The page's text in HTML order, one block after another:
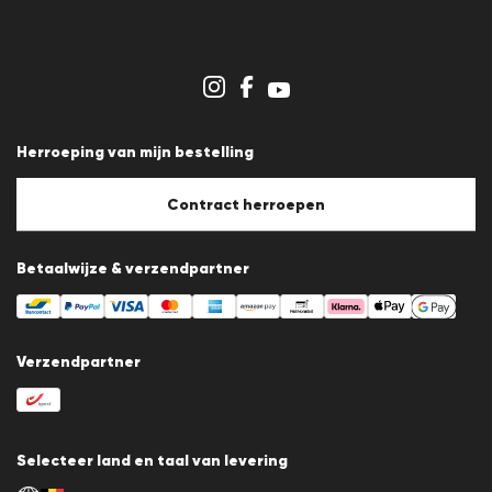
Afdruk
Cookiebeleid
Herroeping van mijn bestelling
Contract herroepen
Betaalwijze & verzendpartner
Verzendpartner
Selecteer land en taal van levering